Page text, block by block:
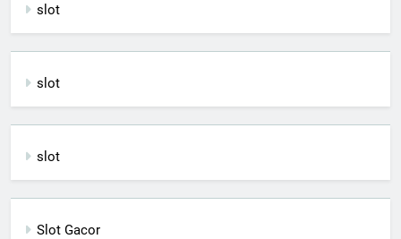
slot
slot
slot
Slot Gacor